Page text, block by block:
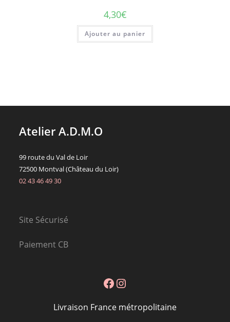
4,30€
Ajouter au panier
Atelier A.D.M.O
99 route du Val de Loir
72500 Montval (Château du Loir)
02 43 46 49 30
Site Sécurisé
Paiement CB
FacebookInstagram
Livraison France métropolitaine